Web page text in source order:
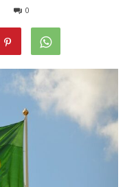
0